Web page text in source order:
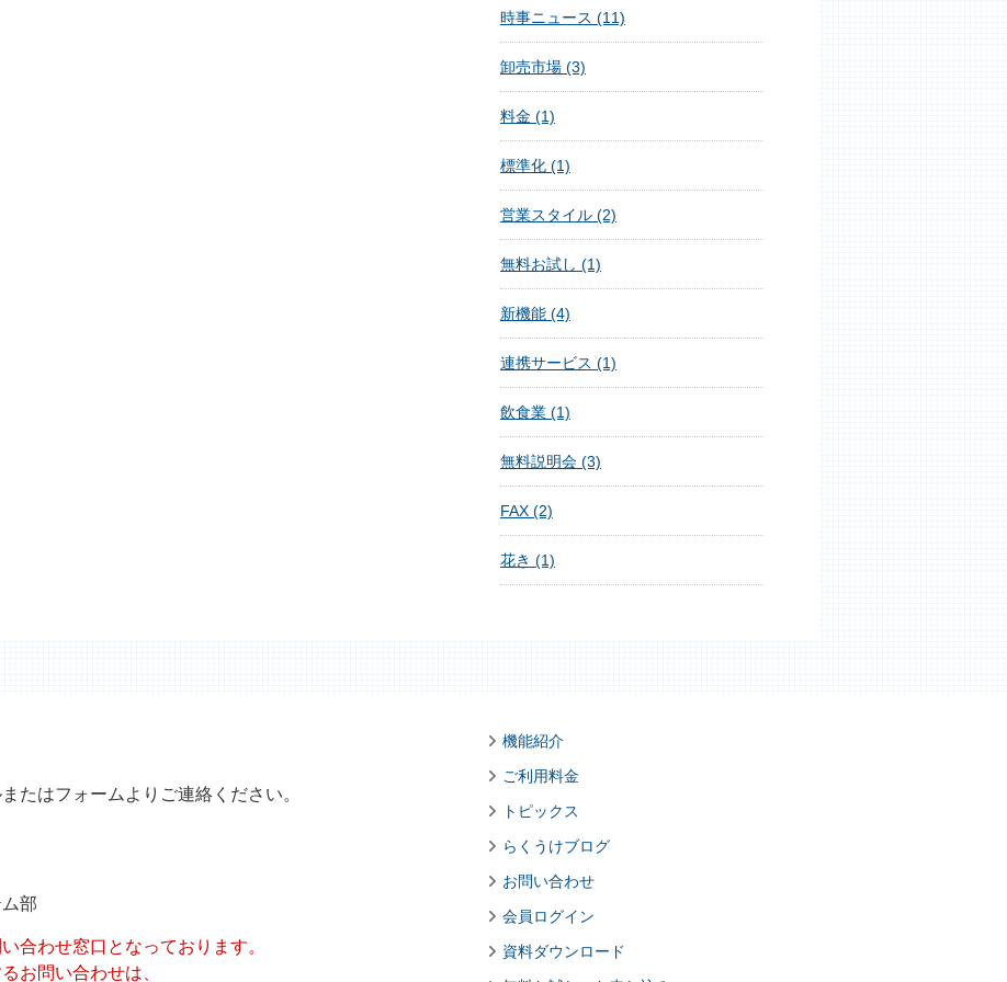
時事ニュース (11)
卸売市場 (3)
料金 (1)
標準化 (1)
営業スタイル (2)
無料お試し (1)
新機能 (4)
連携サービス (1)
飲食業 (1)
無料説明会 (3)
FAX (2)
花き (1)
たはフォームよりご連絡ください。
部
合わせ窓口となっております。
お問い合わせは、
機能紹介
ご利用料金
トピックス
らくうけブログ
お問い合わせ
会員ログイン
資料ダウンロード